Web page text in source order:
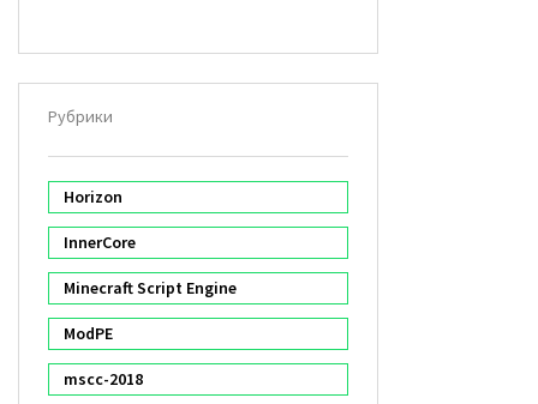
Рубрики
Horizon
InnerCore
Minecraft Script Engine
ModPE
mscc-2018